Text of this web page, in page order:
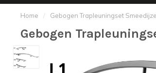
Home / Gebogen Trapleuningset
Gebogen